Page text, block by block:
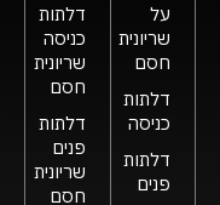
על
שריונית
חסם
דלתות
כניסה
דלתות
פנים
דלתות
כניסה
שריונית
חסם
דלתות
פנים
שריונית
חסם